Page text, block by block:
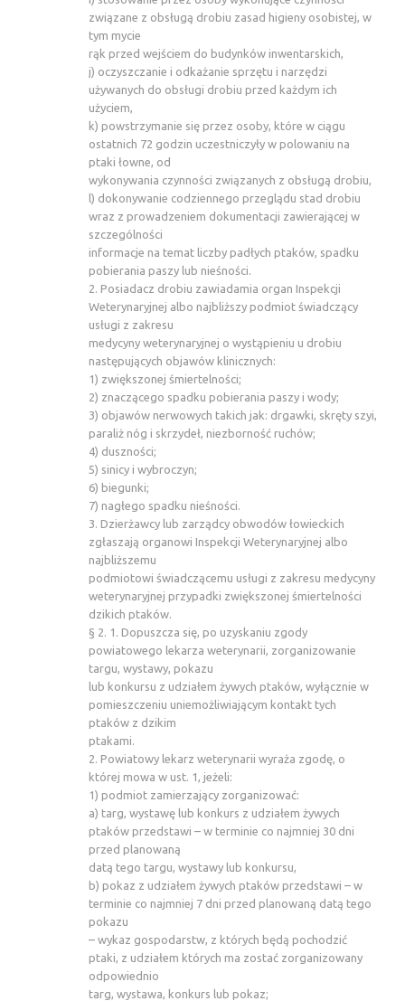
związane z obsługą drobiu zasad higieny osobistej, w
tym mycie
rąk przed wejściem do budynków inwentarskich,
j) oczyszczanie i odkażanie sprzętu i narzędzi
używanych do obsługi drobiu przed każdym ich
użyciem,
k) powstrzymanie się przez osoby, które w ciągu
ostatnich 72 godzin uczestniczyły w polowaniu na
ptaki łowne, od
wykonywania czynności związanych z obsługą drobiu,
l) dokonywanie codziennego przeglądu stad drobiu
wraz z prowadzeniem dokumentacji zawierającej w
szczególności
informacje na temat liczby padłych ptaków, spadku
pobierania paszy lub nieśności.
2. Posiadacz drobiu zawiadamia organ Inspekcji
Weterynaryjnej albo najbliższy podmiot świadczący
usługi z zakresu
medycyny weterynaryjnej o wystąpieniu u drobiu
następujących objawów klinicznych:
1) zwiększonej śmiertelności;
2) znaczącego spadku pobierania paszy i wody;
3) objawów nerwowych takich jak: drgawki, skręty szyi,
paraliż nóg i skrzydeł, niezborność ruchów;
4) duszności;
5) sinicy i wybroczyn;
6) biegunki;
7) nagłego spadku nieśności.
3. Dzierżawcy lub zarządcy obwodów łowieckich
zgłaszają organowi Inspekcji Weterynaryjnej albo
najbliższemu
podmiotowi świadczącemu usługi z zakresu medycyny
weterynaryjnej przypadki zwiększonej śmiertelności
dzikich ptaków.
§ 2. 1. Dopuszcza się, po uzyskaniu zgody
powiatowego lekarza weterynarii, zorganizowanie
targu, wystawy, pokazu
lub konkursu z udziałem żywych ptaków, wyłącznie w
pomieszczeniu uniemożliwiającym kontakt tych
ptaków z dzikim
ptakami.
2. Powiatowy lekarz weterynarii wyraża zgodę, o
której mowa w ust. 1, jeżeli:
1) podmiot zamierzający zorganizować:
a) targ, wystawę lub konkurs z udziałem żywych
ptaków przedstawi – w terminie co najmniej 30 dni
przed planowaną
datą tego targu, wystawy lub konkursu,
b) pokaz z udziałem żywych ptaków przedstawi – w
terminie co najmniej 7 dni przed planowaną datą tego
pokazu
– wykaz gospodarstw, z których będą pochodzić
ptaki, z udziałem których ma zostać zorganizowany
odpowiednio
targ, wystawa, konkurs lub pokaz;